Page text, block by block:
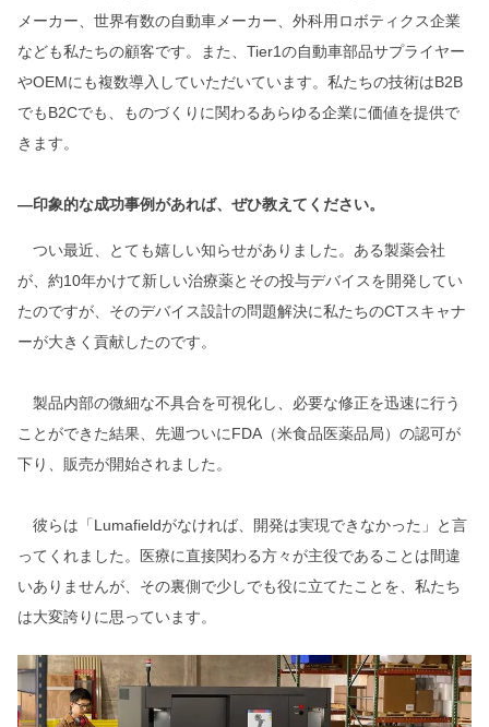
メーカー、世界有数の自動車メーカー、外科用ロボティクス企業
なども私たちの顧客です。また、Tier1の自動車部品サプライヤー
やOEMにも複数導入していただいています。私たちの技術はB2B
でもB2Cでも、ものづくりに関わるあらゆる企業に価値を提供で
きます。
―印象的な成功事例があれば、ぜひ教えてください。
つい最近、とても嬉しい知らせがありました。ある製薬会社
が、約10年かけて新しい治療薬とその投与デバイスを開発してい
たのですが、そのデバイス設計の問題解決に私たちのCTスキャナ
ーが大きく貢献したのです。
製品内部の微細な不具合を可視化し、必要な修正を迅速に行う
ことができた結果、先週ついにFDA（米食品医薬品局）の認可が
下り、販売が開始されました。
彼らは「Lumafieldがなければ、開発は実現できなかった」と言
ってくれました。医療に直接関わる方々が主役であることは間違
いありませんが、その裏側で少しでも役に立てたことを、私たち
は大変誇りに思っています。